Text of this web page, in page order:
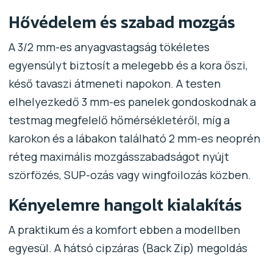
Hővédelem és szabad mozgás
A 3/2 mm-es anyagvastagság tökéletes
egyensúlyt biztosít a melegebb és a kora őszi,
késő tavaszi átmeneti napokon. A testen
elhelyezkedő 3 mm-es panelek gondoskodnak a
testmag megfelelő hőmérsékletéről, míg a
karokon és a lábakon található 2 mm-es neoprén
réteg maximális mozgásszabadságot nyújt
szörfözés, SUP-ozás vagy wingfoilozás közben.
Kényelemre hangolt kialakítás
A praktikum és a komfort ebben a modellben
egyesül. A hátsó cipzáras (Back Zip) megoldás